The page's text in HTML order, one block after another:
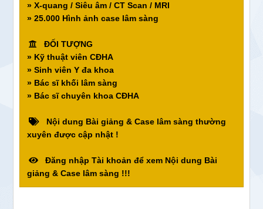
» X-quang / Siêu âm / CT Scan / MRI
» 25.000 Hình ảnh case lâm sàng
ĐỐI TƯỢNG
» Kỹ thuật viên CĐHA
» Sinh viên Y đa khoa
» Bác sĩ khối lâm sàng
» Bác sĩ chuyên khoa CĐHA
Nội dung Bài giảng & Case lâm sàng thường
xuyên được cập nhật !
Đăng nhập Tài khoản để xem Nội dung Bài
giảng & Case lâm sàng !!!